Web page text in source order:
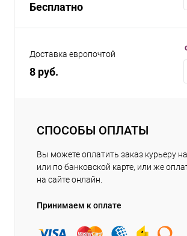
Бесплатно
Доставка европочтой
8 руб.
СПОСОБЫ ОПЛАТЫ
Вы можете оплатить заказ курьеру
или по банковской карте, или же
на сайте онлайн.
Принимаем к оплате